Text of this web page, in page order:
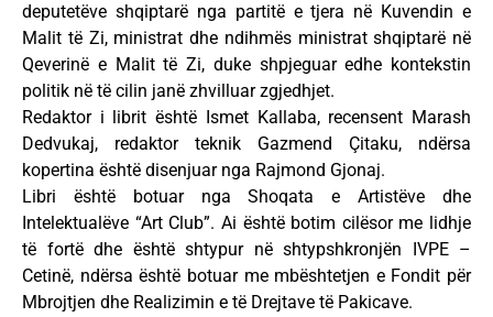
deputetëve shqiptarë nga partitë e tjera në Kuvendin e
Malit të Zi, ministrat dhe ndihmës ministrat shqiptarë në
Qeverinë e Malit të Zi, duke shpjeguar edhe kontekstin
politik në të cilin janë zhvilluar zgjedhjet.
Redaktor i librit është Ismet Kallaba, recensent Marash
Dedvukaj, redaktor teknik Gazmend Çitaku, ndërsa
kopertina është disenjuar nga Rajmond Gjonaj.
Libri është botuar nga Shoqata e Artistëve dhe
Intelektualëve “Art Club”. Ai është botim cilësor me lidhje
të fortë dhe është shtypur në shtypshkronjën IVPE –
Cetinë, ndërsa është botuar me mbështetjen e Fondit për
Mbrojtjen dhe Realizimin e të Drejtave të Pakicave.